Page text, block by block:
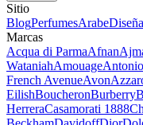
Sitio
BlogPerfumesArabe
Marcas
Acqua di ParmaAfnan
WataniahAmouage
French AvenueAvon
EilishBoucheronBurberry
HerreraCasamorati 1888